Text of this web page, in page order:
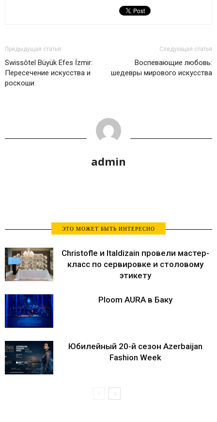
Предыдущая статья
Swissôtel Büyük Efes İzmir:
Пересечение искусства и
роскоши
Следующая статья
Воспевающие любовь:
шедевры мирового искусства
admin
ЭТО МОЖЕТ БЫТЬ ИНТЕРЕСНО
Christofle и Italdizain провели мастер-
класс по сервировке и столовому
этикету
Ploom AURA в Баку
Юбилейный 20-й сезон Azerbaijan
Fashion Week